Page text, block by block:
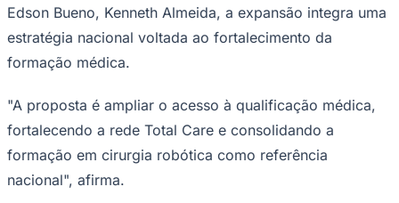
São Paulo
Edson Bueno, Kenneth Almeida, a expansão integra uma
estratégia nacional voltada ao fortalecimento da
formação médica.
"A proposta é ampliar o acesso à qualificação médica,
fortalecendo a rede Total Care e consolidando a
formação em cirurgia robótica como referência
nacional", afirma.